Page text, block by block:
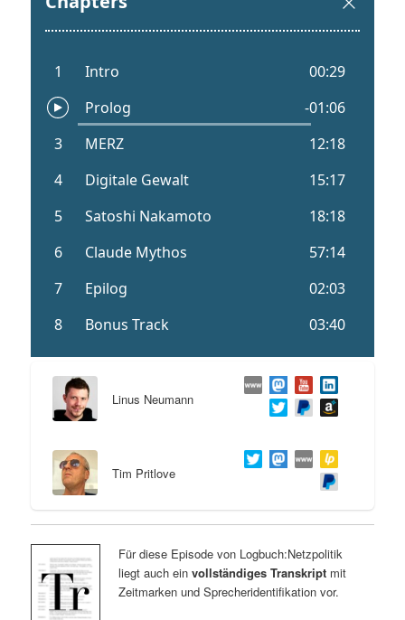
Linus Neumann
Tim Pritlove
Für diese Episode von Logbuch:Netzpolitik
liegt auch ein vollständiges Transkriptmit
Zeitmarken und Sprecheridentifikation vor.